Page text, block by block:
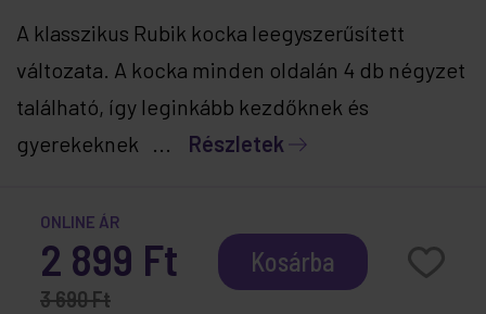
A klasszikus Rubik kocka leegyszerűsített
változata. A kocka minden oldalán 4 db négyzet
található, így leginkább kezdőknek és
gyerekeknek ... Részletek
ONLINE ÁR
2 899 Ft
3 690 Ft
Kosárba